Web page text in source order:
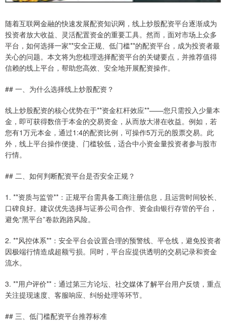
随着互联网金融的快速发展配资知识网，线上炒股配资平台逐渐成为
投资者放大收益、灵活配置资金的重要工具。然而，面对市场上众多
平台，如何选择一家**安全正规、低门槛**的配资平台，成为投资者最
关心的问题。本文将为您梳理选择配资平台的关键要点，并推荐值得
信赖的线上平台，帮助您高效、安全地开展配资操作。
## 一、为什么选择线上炒股配资？
线上炒股配资的核心优势在于**资金杠杆效应**——您只需投入少量本
金，即可获得数倍于本金的交易资金，从而放大潜在收益。例如，若
您有1万元本金，通过1:4的配资比例，可操作5万元的股票交易。此
外，线上平台操作便捷、门槛较低，适合中小资金量投资者参与股市
行情。
## 二、如何判断配资平台是否安全正规？
1. **资质与监管**：正规平台需具备工商注册信息，且运营时间较长、
口碑良好。建议优先选择与证券公司合作、资金由银行存管的平台，
避免“黑平台”卷款跑路风险。
2. **风控体系**：安全平台会设置合理的预警线、平仓线，避免投资者
因极端行情造成超额亏损。同时，平台应提供透明的交易记录和资金
流水。
3. **用户评价**：通过第三方论坛、社交媒体了解平台用户反馈，重点
关注提现速度、客服响应、纠纷处理等环节。
## 三、低门槛配资平台推荐标准